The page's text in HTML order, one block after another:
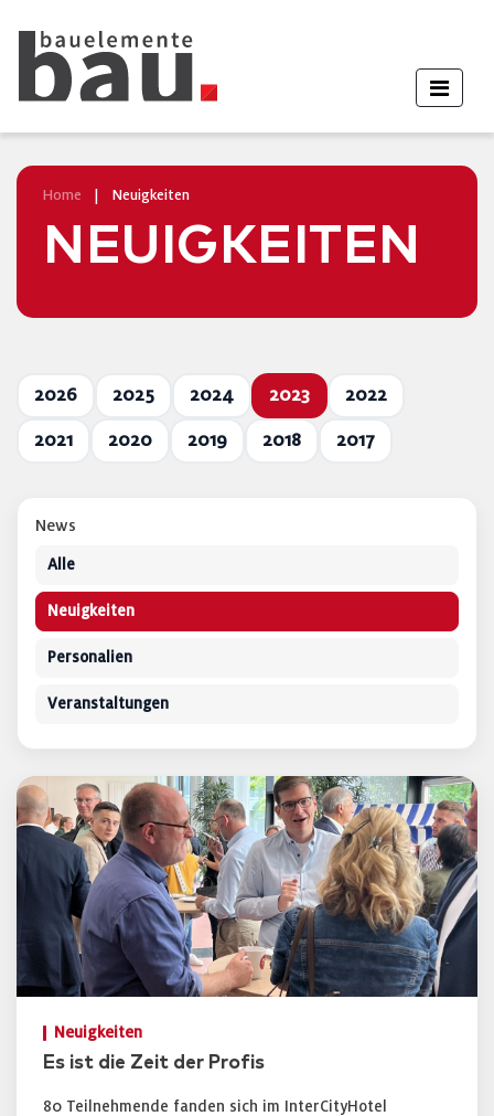
Home Neuigkeiten
NEUIGKEITEN
2026 2025 2024 2023 2022
2021 2020 2019 2018 2017
Neuigkeiten
Es ist die Zeit der Profis
80 Teilnehmende fanden sich im InterCityHotel
News
Alle
Neuigkeiten
Personalien
Veranstaltungen